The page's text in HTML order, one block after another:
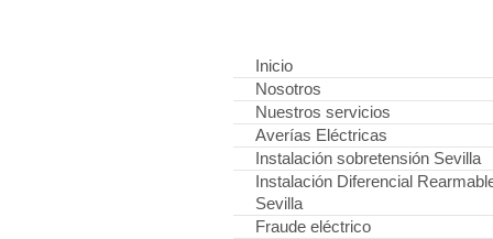
Inicio
Nosotros
Nuestros servicios
Averías Eléctricas
Instalación sobretensión Sevilla
Instalación Diferencial
Sevilla
Fraude eléctrico